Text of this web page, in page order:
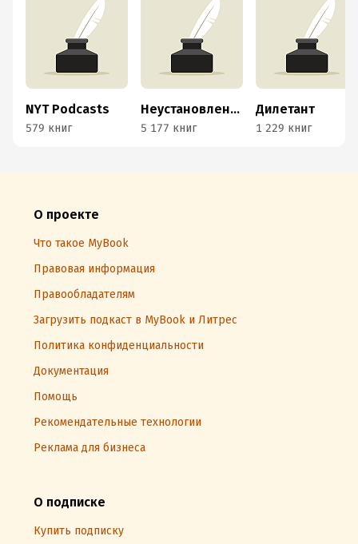
NYT Podcasts
579 книг
Неустановленный автор
5 177 книг
Дилетант
1 229 книг
О проекте
Что такое MyBook
Правовая информация
Правообладателям
Загрузить подкаст в MyBook и Литрес
Политика конфиденциальности
Документация
Помощь
Рекомендательные технологии
Реклама для бизнеса
О подписке
Купить подписку